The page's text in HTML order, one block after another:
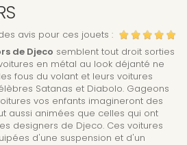
avis pour ces jouets :
de Djeco semblent tout droit sorties
en métal au look déjanté ne
fous du volant et leurs voitures
Satanas et Diabolo. Gageons
vos enfants imagineront des
aussi animées que celles qui ont
designers de Djeco. Ces voitures
d'une suspension et d'un